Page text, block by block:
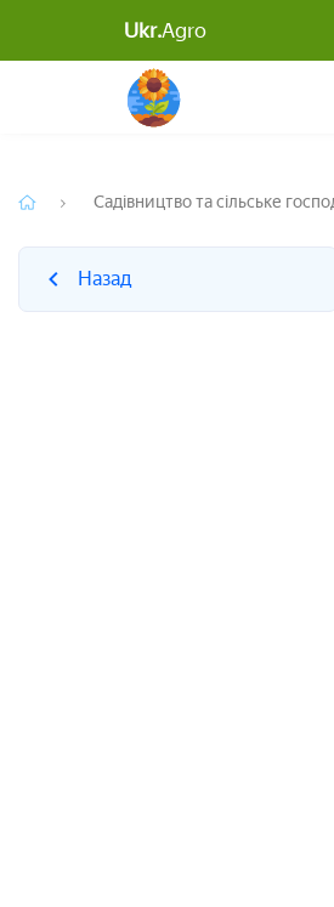
Ukr.Agro
Назад
Садівництво та сільське
Назад